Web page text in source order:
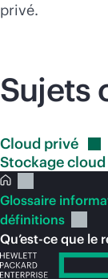
privé.
Sujets
Cloud privé
Stockage cloud
Glossaire
définitions
Qu’est-ce que le